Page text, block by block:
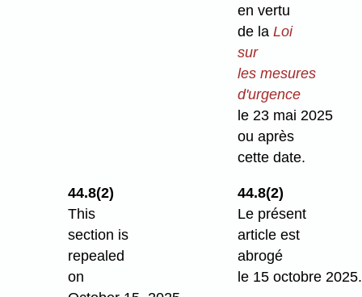
en vertu
de laLoi
sur
les mesures
d'urgence
le 23 mai 2025
ou après
cette date.
44.8(2)
This
section is
repealed
on
44.8(2)
Le présent
article est
abrogé
le 15 octobre 2025.